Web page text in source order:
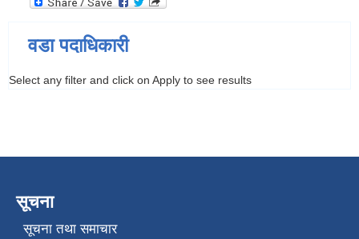
वडा पदाधिकारी
Select any filter and click on Apply to see results
सूचना
सूचना तथा समाचार